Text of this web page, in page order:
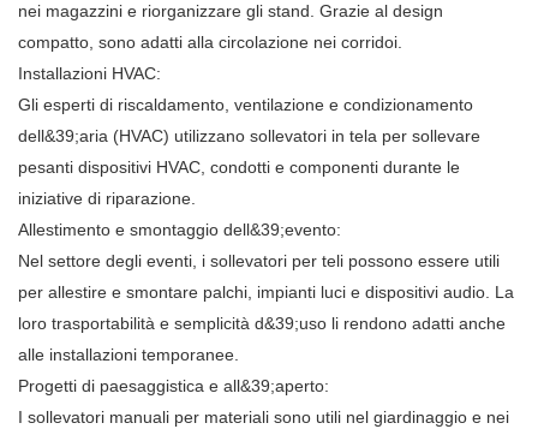
nei magazzini e riorganizzare gli stand. Grazie al design
compatto, sono adatti alla circolazione nei corridoi.
Installazioni HVAC:
Gli esperti di riscaldamento, ventilazione e condizionamento
dell&39;aria (HVAC) utilizzano sollevatori in tela per sollevare
pesanti dispositivi HVAC, condotti e componenti durante le
iniziative di riparazione.
Allestimento e smontaggio dell&39;evento:
Nel settore degli eventi, i sollevatori per teli possono essere utili
per allestire e smontare palchi, impianti luci e dispositivi audio. La
loro trasportabilità e semplicità d&39;uso li rendono adatti anche
alle installazioni temporanee.
Progetti di paesaggistica e all&39;aperto:
I sollevatori manuali per materiali sono utili nel giardinaggio e nei